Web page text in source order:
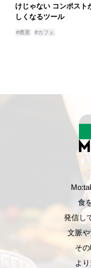
けじゃない コンポスト
しくなるツール
#農業 #カフェ
食
発信し
文脈や
そ
よ